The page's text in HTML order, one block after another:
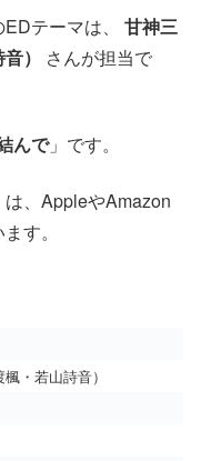
テーマは、 甘神三
）
さんが担当で
んで」です。
、AppleやAmazon
す。
・若山詩音）